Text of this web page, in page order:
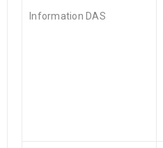
Information DAS